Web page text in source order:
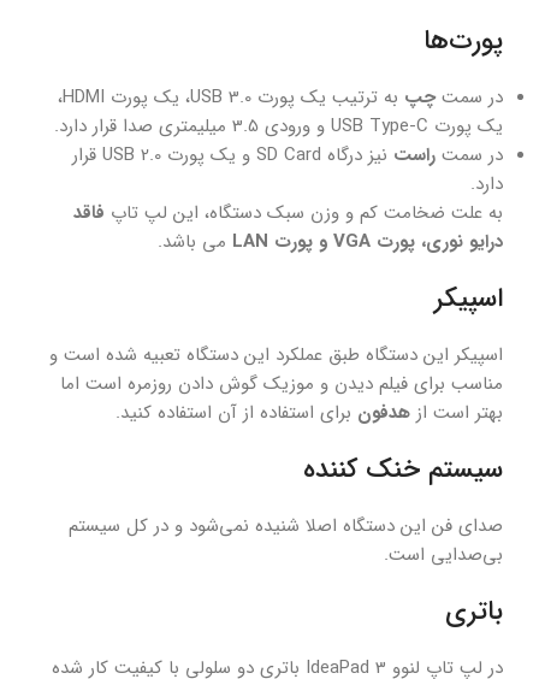
پورت‌ها
در سمتچپ
به ترتیب یک پورت USB 3.0، یک پورت HDMI،
یک پورت USB Type-C و ورودی 3.5 میلیمتری صدا قرار دارد.
در سمت راست
نیز درگاه SD Card و یک پورت USB 2.0 قرار
دارد.
به علت ضخامت کم و وزن سبک دستگاه، این لپ تاپ فاقد
درایو نوری، پورت VGA و پورت LAN
می باشد.
اسپیکر
اسپیکر این دستگاه طبق عملکرد این دستگاه تعبیه شده است و
مناسب برای فیلم دیدن و موزیک گوش دادن روزمره است اما
بهتر است از هدفون برای استفاده از آن استفاده کنید.
سیستم خنک کننده
صدای فن این دستگاه اصلا شنیده نمی‌شود و در کل سیستم
بی‌صدایی است.
باتری
در لپ تاپ لنوو IdeaPad 3 باتری دو سلولی با کیفیت کار شده